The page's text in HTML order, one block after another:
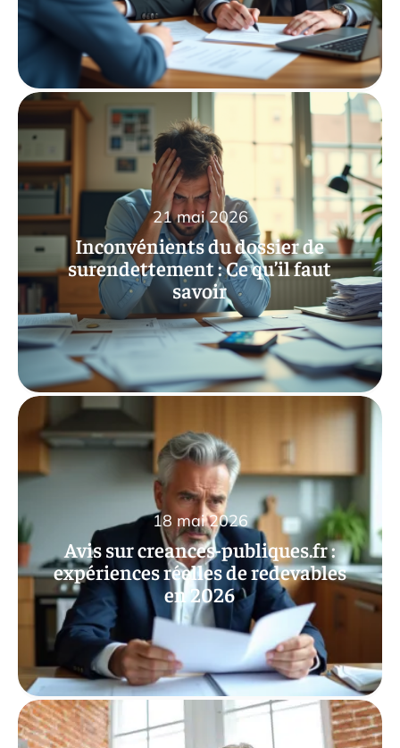
Inconvénients du dossier de
surendettement : Ce qu’il faut
savoir
21 mai 2026
Avis sur creances-publiques.fr :
expériences réelles de redevables
en 2026
18 mai 2026